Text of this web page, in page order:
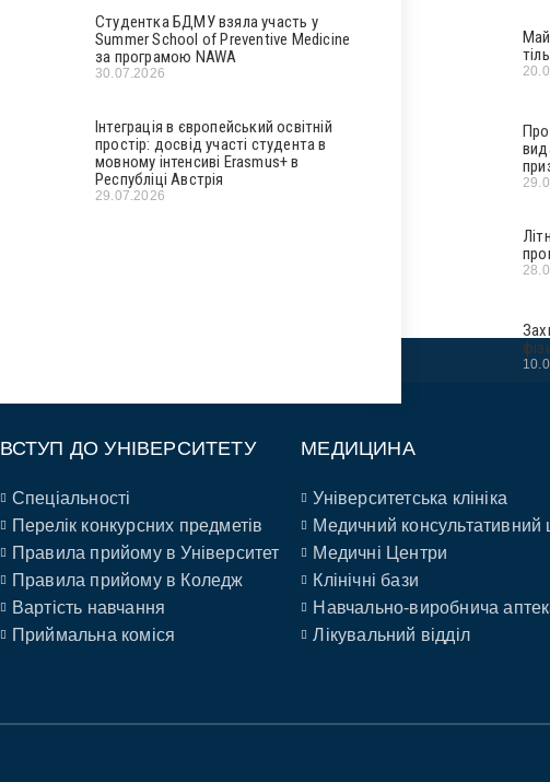
Студентка БДМУ взяла участь у
Summer School of Preventive Medicine
за програмою NAWA
30.07.2026
Інтеграція в європейський освітній
простір: досвід участі студента в
мовному інтенсиві Erasmus+ в
Республіці Австрія
29.07.2026
ВСТУП ДО УНІВЕРСИТЕТУ
Спеціальності
Перелік конкурсних предметів
Правила прийому в Університет
Правила прийому в Коледж
Вартість навчання
Приймальна коміся
МЕДИЦИНА
Університетська клініка
Медичний консультативний
Медичні Центри
Клінічні бази
Навчально-виробнича
Лікувальний відділ